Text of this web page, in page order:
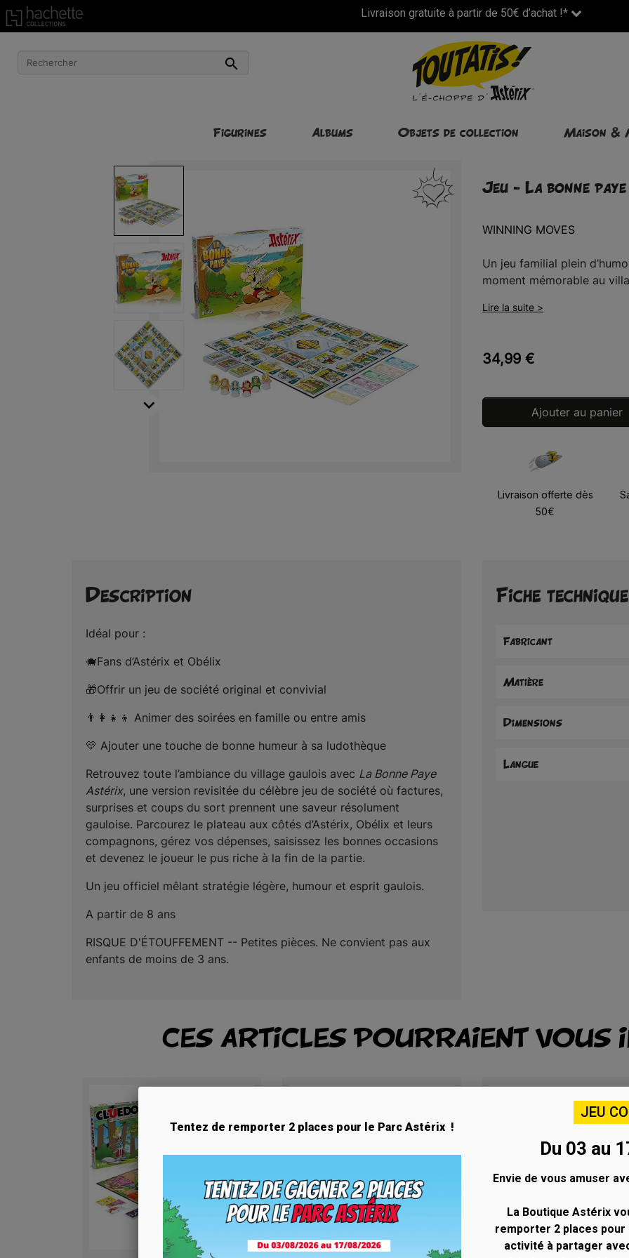
Livraison gratuite à partir de 50€ d’achat !* Livraison gratuite à partir de 50€ d’achat !*

Figurines Albums Objets de collection Maison &

Jeu - La bonne
WINNING MOVES
Un jeu familial plein
moment mémorable au
Lire la suite >
34,99 €
Ajouter au panier
Livraison offerte dès
50€
Description
Idéal pour :
🐗Fans d’Astérix et Obélix
🎁Offrir un jeu de société original et convivial
👨‍👩‍👧‍👦 Animer des soirées en famille ou entre amis
💛 Ajouter une touche de bonne humeur à sa ludothèque
Retrouvez toute l’ambiance du village gaulois avec La Bonne Paye
Astérix, une version revisitée du célèbre jeu de société où factures,
surprises et coups du sort prennent une saveur résolument
gauloise. Parcourez le plateau aux côtés d’Astérix, Obélix et leurs
compagnons, gérez vos dépenses, saisissez les bonnes occasions
et devenez le joueur le pus riche à la fin de la partie.
Un jeu officiel mêlant stratégie légère, humour et esprit gaulois.
A partir de 8 ans
RISQUE D'ÉTOUFFEMENT -- Petites pièces. Ne convient pas aux
enfants de moins de 3 ans.
Fiche technique
Fabricant
Matière
Dimensions
Langue
CES ARTICLES POURRAIENT VOUS
Tentez de remporter 2 places pour le Parc Astérix !
JEU
Du 03 au
Envie de vous amuser
La Boutique Astérix
remporter 2 places
activité à partager